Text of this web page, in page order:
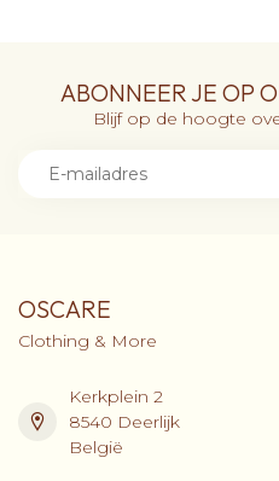
ABONNEER JE OP
Blijf op de hoogte
OSCARE
Clothing & More
Kerkplein 2
8540 Deerlijk
België